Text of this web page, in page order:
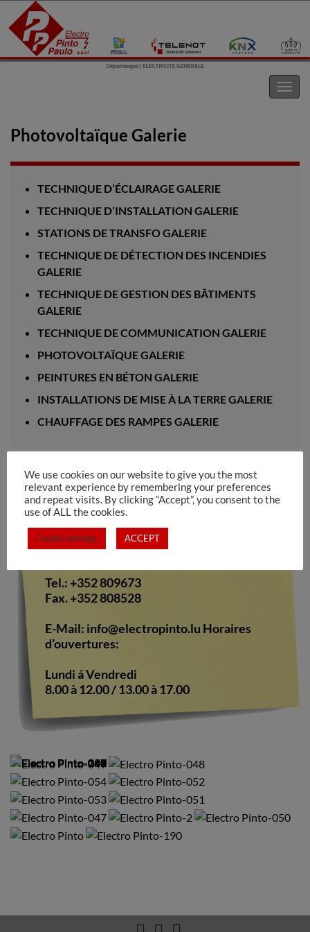
Photovoltaïque Galerie
TECHNIQUE D’ÉCLAIRAGE GALERIE
TECHNIQUE D’INSTALLATION GALERIE
STATIONS DE TRANSFO GALERIE
TECHNIQUE DE DÉTECTION DES INCENDIES
GALERIE
TECHNIQUE DE GESTION DES BÂTIMENTS
GALERIE
TECHNIQUE DE COMMUNICATION GALERIE
PHOTOVOLTAÏQUE GALERIE
PEINTURES EN BÉTON GALERIE
INSTALLATIONS DE MISE À LA TERRE GALERIE
CHAUFFAGE DES RAMPES GALERIE
Electro Pinto s.a.rl
10-12, rue de Medernach
L-7619 LAROCHETTE
Tel.: +352 809673
Fax. +352 808528
E-Mail: info@electropinto.lu Horaires
d’ouvertures:
Lundi á Vendredi
8.00 à 12.00 / 13.00 à 17.00
We use cookies on our website to give you the most
relevant experience by remembering your preferences
and repeat visits. By clicking “Accept”, you consent to the
use of ALL the cookies.
Cookie settings ACCEPT